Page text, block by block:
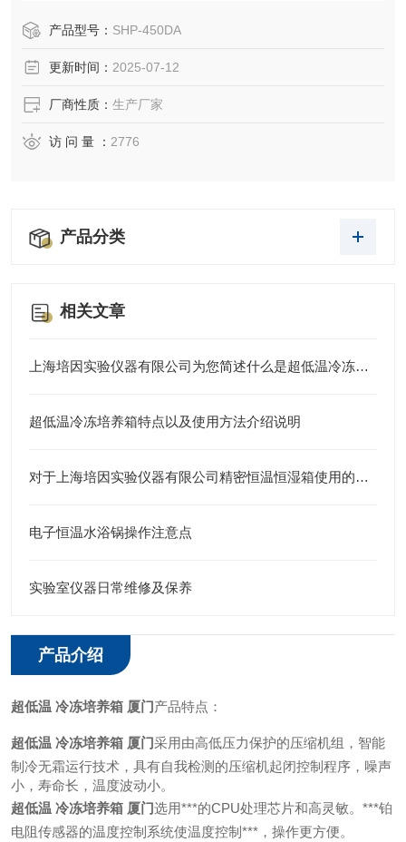
产品型号： SHP-450DA
更新时间： 2025-07-12
厂商性质： 生产厂家
访 问 量 ： 2776
产品分类
相关文章
上海培因实验仪器有限公司为您简述什么是超低温冷冻培养箱
超低温冷冻培养箱特点以及使用方法介绍说明
对于上海培因实验仪器有限公司精密恒温恒湿箱使用的技术操作原理报告说明
电子恒温水浴锅操作注意点
实验室仪器日常维修及保养
产品介绍
超低温 冷冻培养箱 厦门产品特点：
超低温 冷冻培养箱 厦门采用由高低压力保护的压缩机组，智能
制冷无霜运行技术，具有自我检测的压缩机起闭控制程序，噪声
小，寿命长，温度波动小。
超低温 冷冻培养箱 厦门选用***的CPU处理芯片和高灵敏。***铂
电阻传感器的温度控制系统使温度控制***，操作更方便。